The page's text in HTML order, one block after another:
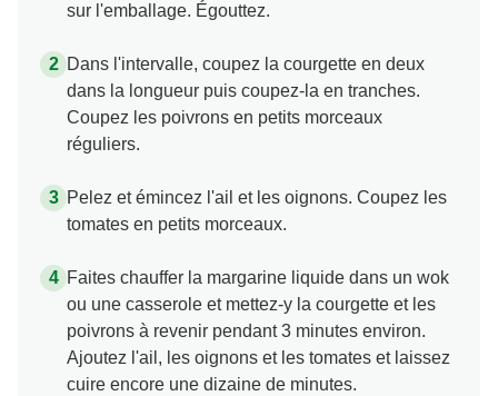
sur l'emballage. Égouttez.
Dans l'intervalle, coupez la courgette en deux
dans la longueur puis coupez-la en tranches.
Coupez les poivrons en petits morceaux
réguliers.
Pelez et émincez l'ail et les oignons. Coupez les
tomates en petits morceaux.
Faites chauffer la margarine liquide dans un wok
ou une casserole et mettez-y la courgette et les
poivrons à revenir pendant 3 minutes environ.
Ajoutez l'ail, les oignons et les tomates et laissez
cuire encore une dizaine de minutes.